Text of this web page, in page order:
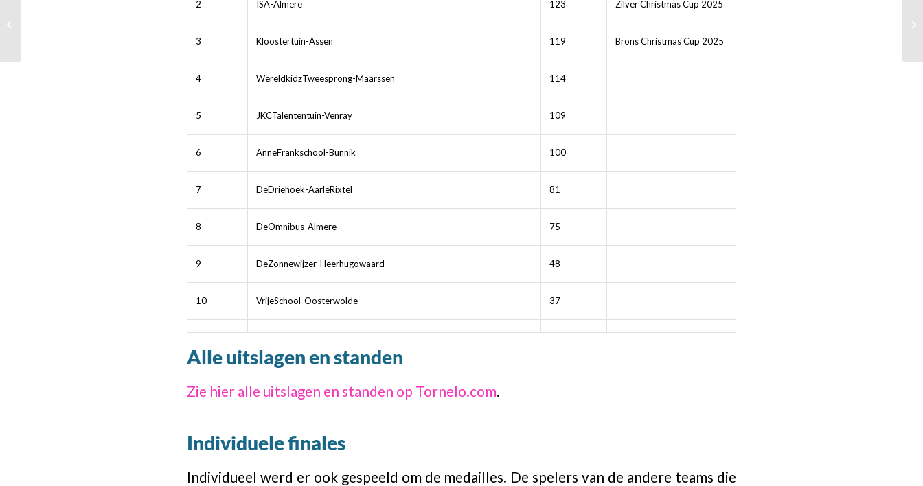
2 ISA-Almere 123 Zilver Christmas Cup 2025
3 Kloostertuin-Assen 119 Brons Christmas Cup 2025
4 WereldkidzTweesprong-Maarssen 114
5 JKCTalententuin-Venray 109
6 AnneFrankschool-Bunnik 100
7 DeDriehoek-AarleRixtel 81
8 DeOmnibus-Almere 75
9 DeZonnewijzer-Heerhugowaard 48
10 VrijeSchool-Oosterwolde 37
Alle uitslagen en standen
Zie hier alle uitslagen en standen op Tornelo.com.
Individuele finales
Individueel werd er ook gespeeld om de medailles. De spelers van de andere teams die